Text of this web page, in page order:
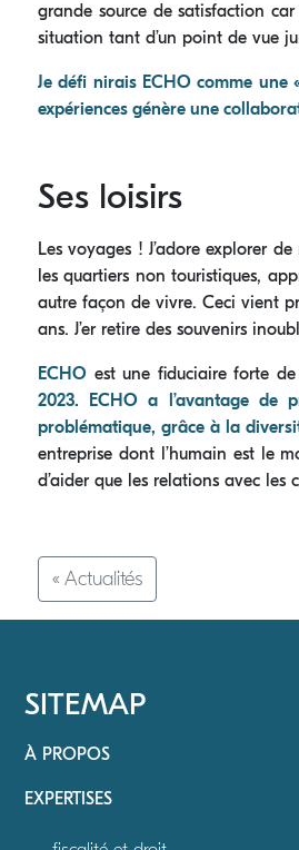
grande source de satisfaction
situation tant d’un point de vue
Je défi nirais ECHO comme
expériences génère une
Ses loisirs
Les voyages ! J’adore explorer
les quartiers non touristiques,
autre façon de vivre. Ceci vient
ans. J’er retire des souvenirs
ECHO est une ﬁduciaire forte
2023. ECHO a l’avantage de
problématique, grâce à la
entreprise dont l’humain est le
d’aider que les relations avec les
« Actualités
SITEMAP
À PROPOS
EXPERTISES